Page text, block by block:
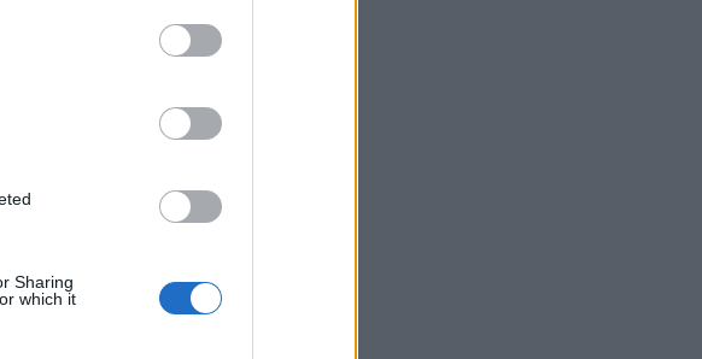
Sharing
which it